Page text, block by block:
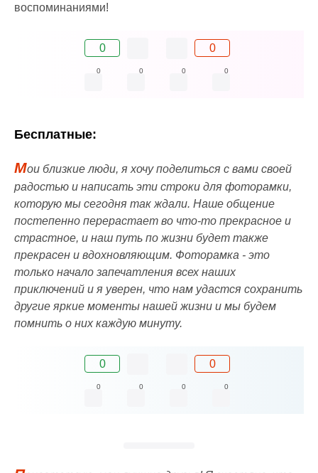
воспоминаниями!
0 0
0 0 0 0
Бесплатные:
Мои близкие люди, я хочу поделиться с вами своей
радостью и написать эти строки для фоторамки,
которую мы сегодня так ждали. Наше общение
постепенно перерастает во что-то прекрасное и
страстное, и наш путь по жизни будет также
прекрасен и вдохновляющим. Фоторамка - это
только начало запечатления всех наших
приключений и я уверен, что нам удастся сохранить
другие яркие моменты нашей жизни и мы будем
помнить о них каждую минуту.
0 0
0 0 0 0